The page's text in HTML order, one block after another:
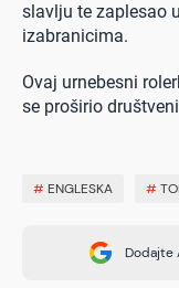
slavlju te zaplesao
izabranicima.
Ovaj urnebesni
se proširio
# ENGLESKA #
Dodajte